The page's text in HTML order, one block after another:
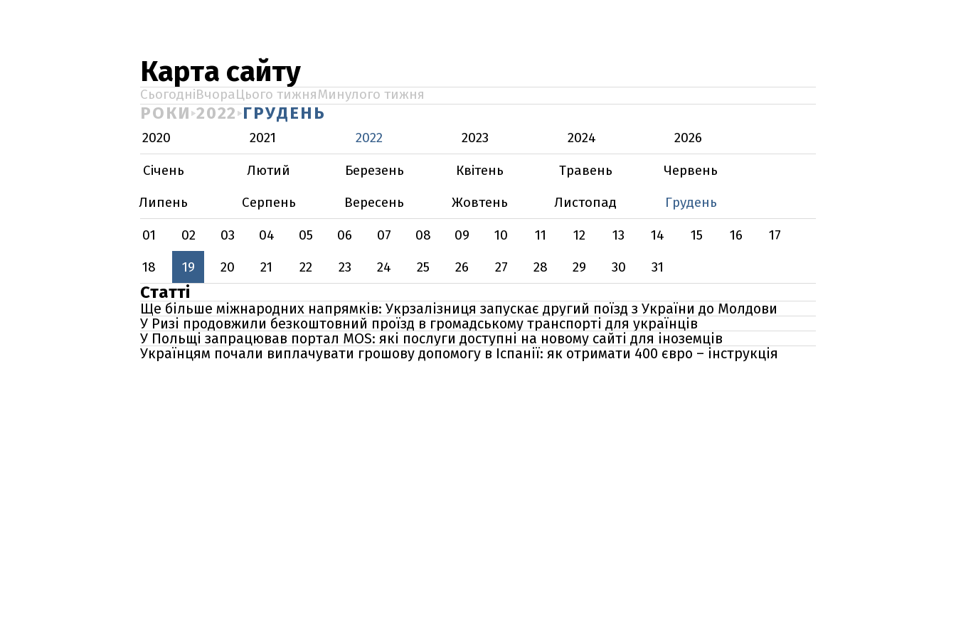
Карта сайту
СьогодніВчораЦього тижняМинулого тижня
РОКИ 2022 ГРУДЕНЬ
2020 2021 2022 2023 2024
2026
Січень
Лютий Березень Квітень Травень
Червень
Липень
Серпень Вересень Жовтень Листопад
Грудень
01
02 03 04 05 06 07 08 09 10 11 12 13 14 15 16
17
18
19 20 21 22 23 24 25 26 27 28 29 30 31
Статті
Ще більше міжнародних напрямків: Укрзалізниця запускає другий поїзд з України до Молдови
У Ризі продовжили безкоштовний проїзд в громадському транспорті для українців
У Польщі запрацював портал MOS: які послуги доступні на новому сайті для іноземців
Українцям почали виплачувати грошову допомогу в Іспанії: як отримати 400 євро – інструкція